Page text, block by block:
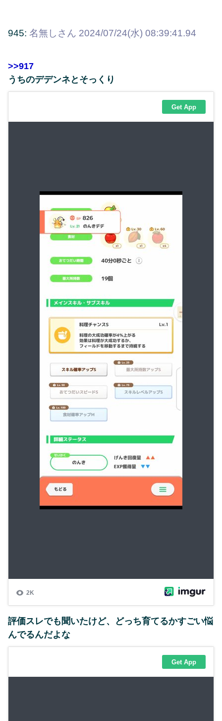
945: 名無しさん 2024/07/24(水) 08:39:41.94
>>917
うちのデデンネとそっくり
評価スレでも聞いたけど、どっち育てるかすごい悩
んでるんだよな